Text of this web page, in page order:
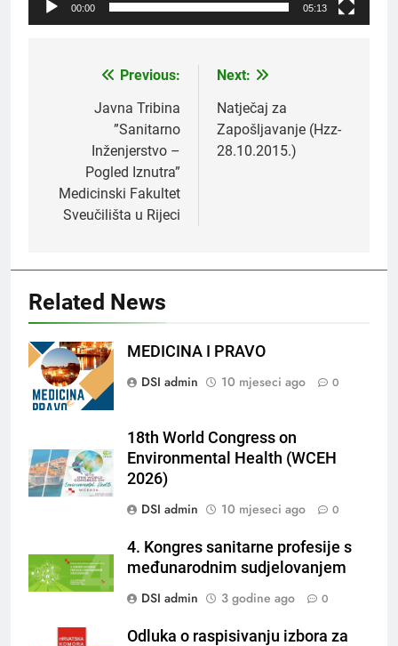
00:00 05:13
Navigacija
objava
Previous:
Javna Tribina
”Sanitarno
Inženjerstvo –
Pogled Iznutra”
Medicinski Fakultet
Sveučilišta u Rijeci
Next:
Natječaj za
Zapošljavanje (Hzz-
28.10.2015.)
Related News
MEDICINA I PRAVO
DSI admin
10 mjeseci ago 0
18th World Congress on
Environmental Health (WCEH
2026)
DSI admin
10 mjeseci ago 0
4. Kongres sanitarne profesije s
međunarodnim sudjelovanjem
DSI admin
3 godine ago 0
Odluka o raspisivanju izbora za